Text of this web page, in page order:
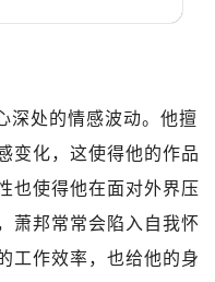
深处的情感波动。他擅
变化，这使得他的作品
也使得他在面对外界压
萧邦常常会陷入自我怀
工作效率，也给他的身